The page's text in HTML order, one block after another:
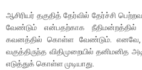
ஆசிரியர் தகுதித் தேர்வில் தேர்ச்சி
வேண்டும் என்பதற்காக
கவனத்தில் கொள்ள வேண்டும். எனவே,
வகுத்திருந்த விதிமுறையில் தனிமனித
எடுத்துக் கொள்ள முடியாது.